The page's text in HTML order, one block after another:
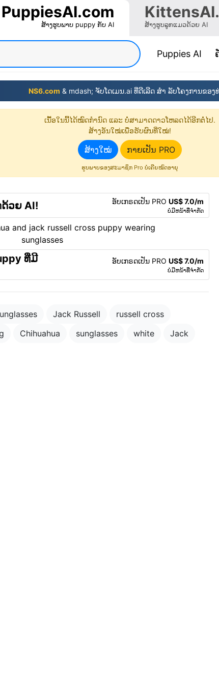
PuppiesAI.com
ສ້າງຮູບພາບ puppy ກັບ AI ສ້າງຮູບລູກແມວດ້ວຍ AI
Puppies AI
NS6.com & mdash; ຈັບໂດເມນ.ai ທີ່ດີເລີດ ສຳ ລັບໂຄງການຂອງ
ເນື້ອໃນ​ນີ້​ໄດ້​ໝົດ​ກຳນົດ ແລະ ບໍ່ສາມາດ​ດາວໂຫລດ​ໄດ້​ອີກຕໍ່ໄປ.
ສ້າງ​ອັນ​ໃໝ່​ເພື່ອ​ຮັບ​ຜົນ​ທີ່​ໃໝ່!
ສ້າງ​ໃໝ່ ກາຍເປັນ PRO
ຮູບພາບຂອງສະມາຊິກ Pro ບໍ່ເຄີຍໝົດອາຍຸ
ວຍ AI! ອັບເກຣດເປັນ PRO US$ 7.0/m
ບໍ່ມີຫນ້າທີ່ຈໍາກັດ
ທີ່ມີ
ອັບເກຣດເປັນ PRO US$ 7.0/m
ບໍ່ມີຫນ້າທີ່ຈໍາກັດ
Jack Russell
russell cross
Chihuahua sunglasses white Jack